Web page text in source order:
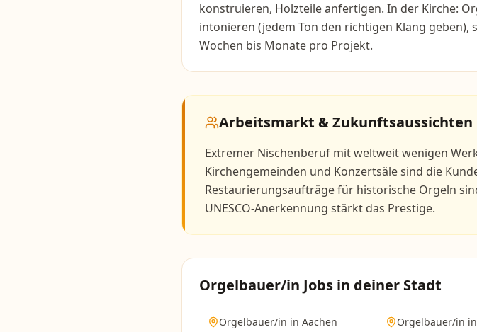
konstruieren, Holzteile anfertigen. In der Kirche:
intonieren (jedem Ton den richtigen Klang geben),
Wochen bis Monate pro Projekt.
Arbeitsmarkt & Zukunftsaussichten
Extremer Nischenberuf mit weltweit wenigen
Kirchengemeinden und Konzertsäle sind die
Restaurierungsaufträge für historische Orgeln
UNESCO-Anerkennung stärkt das Prestige.
Orgelbauer/in Jobs in deiner Stadt
Orgelbauer/in in Aachen Orgelbauer/in in